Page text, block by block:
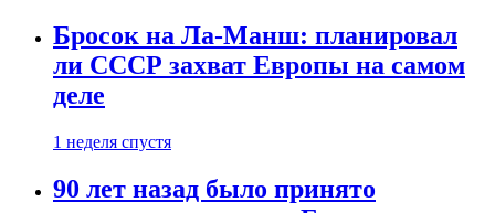
Бросок на Ла-Манш: планировал
ли СССР захват Европы на самом
деле
1 неделя спустя
90 лет назад было принято